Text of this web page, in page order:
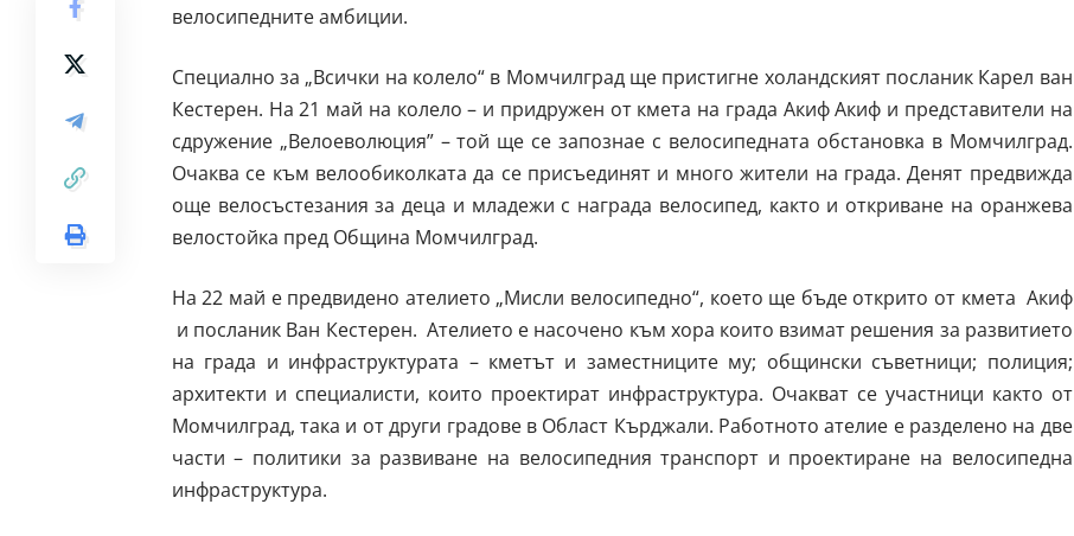
велосипедните амбиции.
Специално за „Всички на колело“ в Момчилград ще пристигне холандският посланик Карел ван
Кестерен. На 21 май на колело – и придружен от кмета на града Акиф Акиф и представители на
сдружение „Велоеволюция” – той ще се запознае с велосипедната обстановка в Момчилград.
Очаква се към велообиколката да се присъединят и много жители на града. Денят предвижда
още велосъстезания за деца и младежи с награда велосипед, както и откриване на оранжева
велостойка пред Община Момчилград.
На 22 май е предвидено ателието „Мисли велосипедно“, което ще бъде открито от кмета Акиф
и посланик Ван Кестерен. Ателието е насочено към хора които взимат решения за развитието
на града и инфраструктурата – кметът и заместниците му; общински съветници; полиция;
архитекти и специалисти, които проектират инфраструктура. Очакват се участници както от
Момчилград, така и от други градове в Област Кърджали. Работното ателие е разделено на две
части – политики за развиване на велосипедния транспорт и проектиране на велосипедна
инфраструктура.